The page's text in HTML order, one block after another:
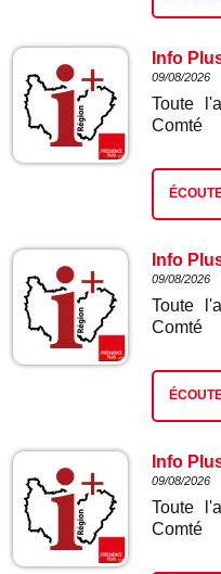
Info
09/08/2026
Toute
Comté
Info
09/08/2026
Toute
Comté
Info
09/08/2026
Toute
Comté